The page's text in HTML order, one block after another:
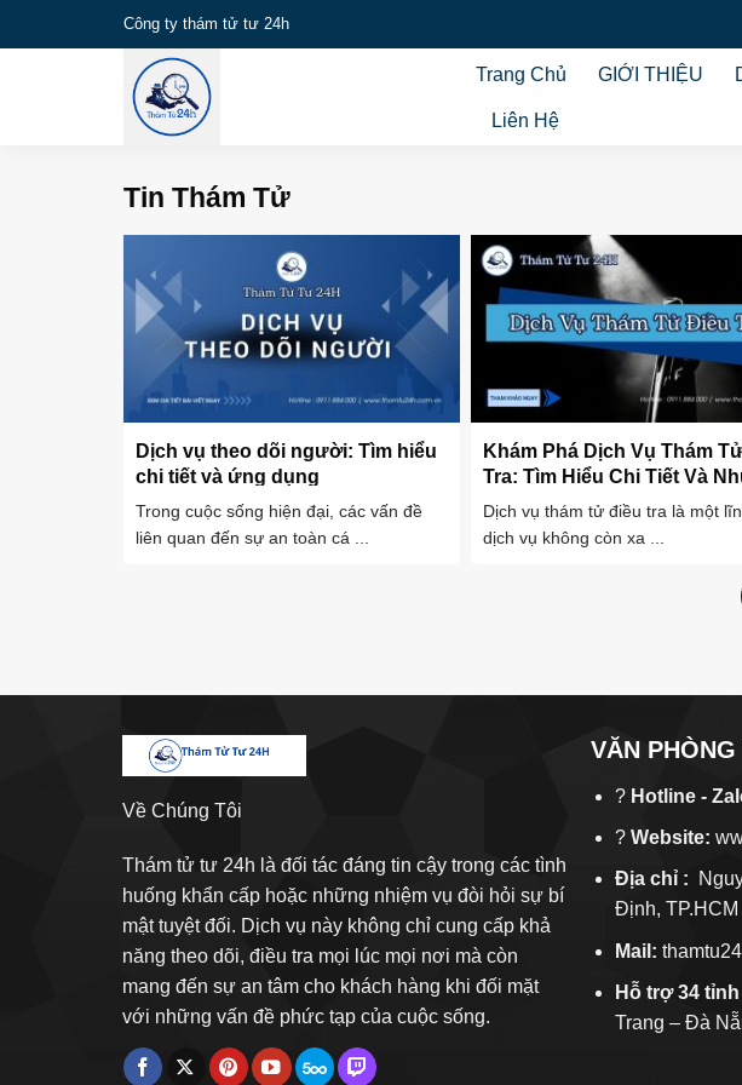
qua
Công ty thám tử tư 24h
Trang Chủ GIỚI THIỆU
Liên Hệ
Tin Thám Tử
Dịch vụ theo dõi người: Tìm hiểu
chi tiết và ứng dụng
Trong cuộc sống hiện đại, các vấn đề
liên quan đến sự an toàn cá ...
Khám Phá Dịch Vụ Thám
Tra: Tìm Hiểu Chi Tiết Và
Tăng Cao
Dịch vụ thám tử điều tra là một
dịch vụ không còn xa ...
Về Chúng Tôi
Thám tử tư 24h là đối tác đáng tin cậy trong các tình
huống khẩn cấp hoặc những nhiệm vụ đòi hỏi sự bí
mật tuyệt đối. Dịch vụ này không chỉ cung cấp khả
năng theo dõi, điều tra mọi lúc mọi nơi mà còn
mang đến sự an tâm cho khách hàng khi đối mặt
với những vấn đề phức tạp của cuộc sống.
VĂN
? Hotline -
?Website:
Địa chỉ :
Định, TP.HCM
Mail:
Hỗ trợ 34
Trang – Đà